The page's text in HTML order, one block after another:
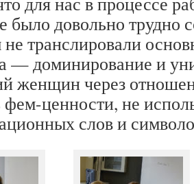
было довольно трудно
транслировали
— доминирование и
женщин через
фем-ценности, не
слов и